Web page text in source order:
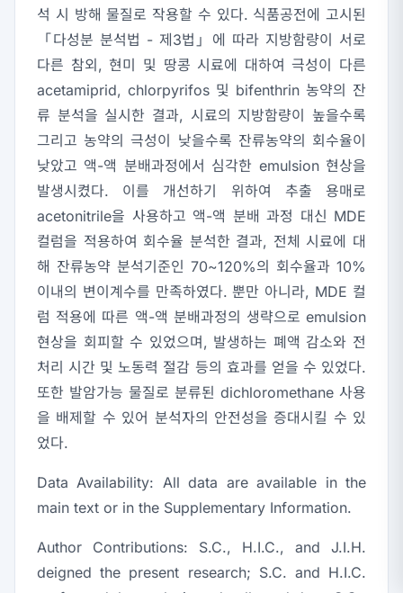
석 시 방해 물질로 작용할 수 있다. 식품공전에 고시된
「다성분 분석법 - 제3법」에 따라 지방함량이 서로
다른 참외, 현미 및 땅콩 시료에 대하여 극성이 다른
acetamiprid, chlorpyrifos 및 bifenthrin 농약의 잔
류 분석을 실시한 결과, 시료의 지방함량이 높을수록
그리고 농약의 극성이 낮을수록 잔류농약의 회수율이
낮았고 액-액 분배과정에서 심각한 emulsion 현상을
발생시켰다. 이를 개선하기 위하여 추출 용매로
acetonitrile을 사용하고 액-액 분배 과정 대신 MDE
컬럼을 적용하여 회수율 분석한 결과, 전체 시료에 대
해 잔류농약 분석기준인 70~120%의 회수율과 10%
이내의 변이계수를 만족하였다. 뿐만 아니라, MDE 컬
럼 적용에 따른 액-액 분배과정의 생략으로 emulsion
현상을 회피할 수 있었으며, 발생하는 폐액 감소와 전
처리 시간 및 노동력 절감 등의 효과를 얻을 수 있었다.
또한 발암가능 물질로 분류된 dichloromethane 사용
을 배제할 수 있어 분석자의 안전성을 증대시킬 수 있
었다.
Data Availability: All data are available in the
main text or in the Supplementary Information.
Author Contributions: S.C., H.I.C., and J.I.H.
deigned the present research; S.C. and H.I.C.